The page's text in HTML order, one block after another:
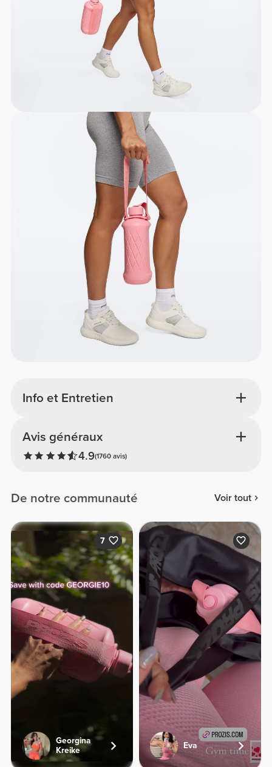
Info et Entretien
Avis généraux
4.9(1760 avis)
De notre communauté Voir tout
7
Georgina
Kreike
Eva